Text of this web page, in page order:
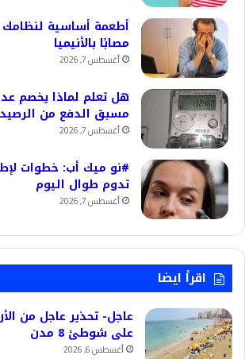
أطعمة أساسية لنظامك
مصابًا بالأنيميا
أغسطس 7, 2026
هل تعلم لماذا يخصم
مسبق الدفع من الرصيد؟ 5 أسباب
أغسطس 7, 2026
#نو ميك أب: خطوات
تدوم طوال اليوم
أغسطس 7, 2026
اقرأ ايضا
عاجل- تحذير عاجل من
على شوطئ 8 مدن
أغسطس 6, 2026